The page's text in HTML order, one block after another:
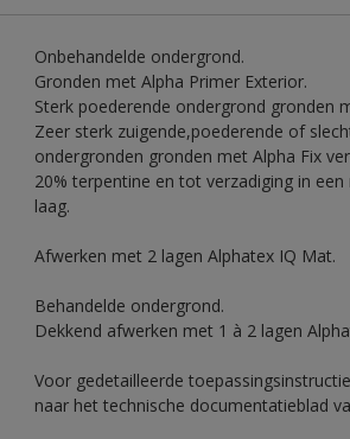
Onbehandelde ondergrond.
Gronden met Alpha Primer Exterior.
Sterk poederende ondergrond gronden
Zeer sterk zuigende,poederende of
ondergronden gronden met Alpha Fix
20% terpentine en tot verzadiging in
laag.
Afwerken met 2 lagen Alphatex IQ Mat.
Behandelde ondergrond.
Dekkend afwerken met 1 à 2 lagen
Voor gedetailleerde
naar het technische documentatieblad